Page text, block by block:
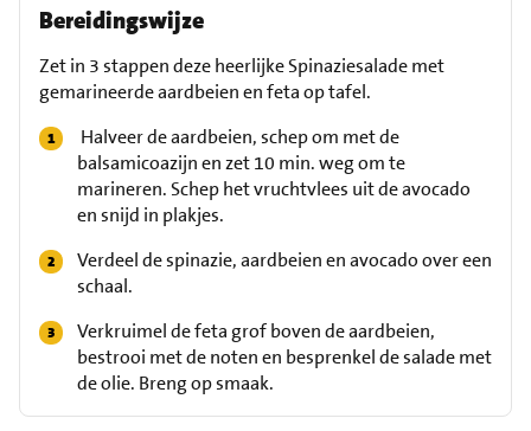
Bereidingswijze
Zet in 3 stappen deze heerlijke Spinaziesalade met
gemarineerde aardbeien en feta op tafel.
Halveer de aardbeien, schep om met de
balsamicoazijn en zet 10 min. weg om te
marineren. Schep het vruchtvlees uit de avocado
en snijd in plakjes.
Verdeel de spinazie, aardbeien en avocado over een
schaal.
Verkruimel de feta grof boven de aardbeien,
bestrooi met de noten en besprenkel de salade met
de olie. Breng op smaak.